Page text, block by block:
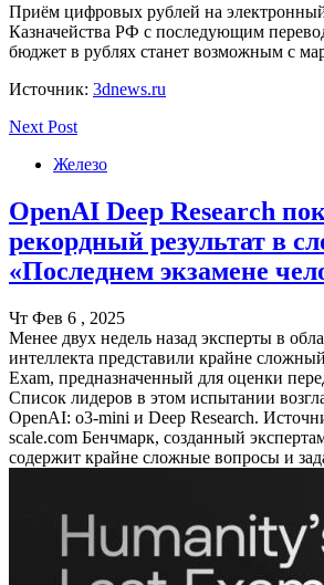
Приём цифровых рублей на
Казначейства РФ с последующим
бюджет в рублях станет возможным с
Источник: 3dnews.ru
Next Post
Железо
OpenAI Deep Research
рекордный результат в
«Последнем экзамене
Чт Фев 6 , 2025
Менее двух недель назад эксперты в
интеллекта представили крайне
Exam, предназначенный для оценки
Список лидеров в этом испытании
OpenAI: o3-mini и Deep Research.
scale.com Бенчмарк, созданный
содержит крайне сложные вопросы и